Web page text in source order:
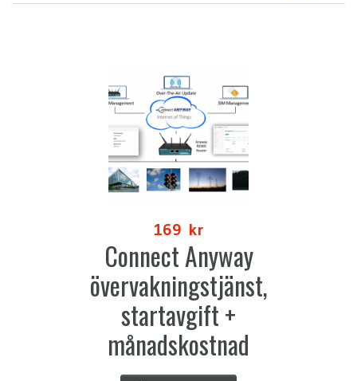
169 kr
Connect Anyway
övervakningstjänst,
startavgift +
månadskostnad